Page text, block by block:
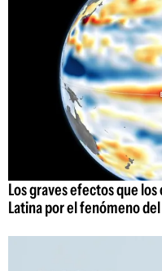
Los graves efectos que
Latina por el fenómeno